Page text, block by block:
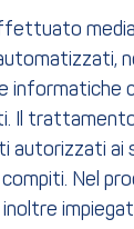
informatiche
Il
autorizzati ai
Nel